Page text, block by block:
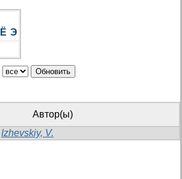
Ё Э
Автор(ы)
Izhevskiy, V.